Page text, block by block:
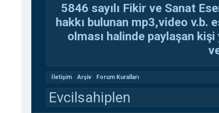
5846 sayılı Fikir ve Sanat
hakkı bulunan mp3,video v.b.
olması halinde paylaşan
İletişim Arşiv Forum Kuralları
Evcilsahiplen